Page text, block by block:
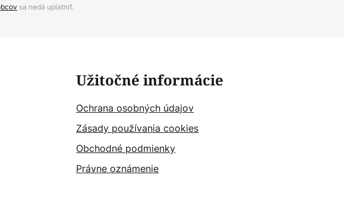
sa nedá uplatniť.
Užitočné informácie
Ochrana osobných údajov
Zásady používania cookies
Obchodné podmienky
Právne oznámenie